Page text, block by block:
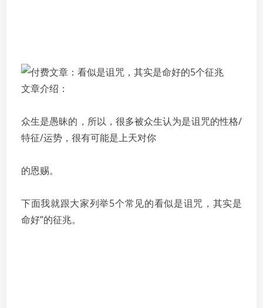
文章介绍：
众生是愚昧的，所以，很多被众生认为是诅咒的性格/
特征/运势，很有可能是上天对你
的恩赐。
下面我就跟大家列举5个常见的看似是诅咒，其实是
命好”的征兆。